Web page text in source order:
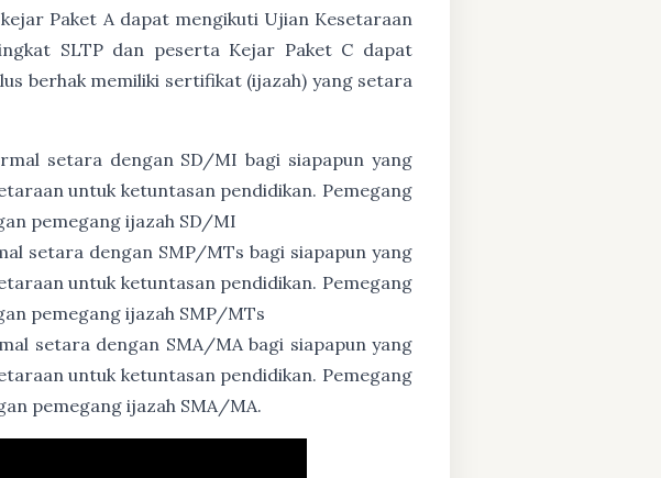
Paket A dapat mengikuti Ujian Kesetaraan
SLTP dan peserta Kejar Paket C dapat
berhak memiliki sertifikat (ijazah) yang setara
setara dengan SD/MI bagi siapapun yang
untuk ketuntasan pendidikan. Pemegang
pemegang ijazah SD/MI
setara dengan SMP/MTs bagi siapapun yang
untuk ketuntasan pendidikan. Pemegang
pemegang ijazah SMP/MTs
setara dengan SMA/MA bagi siapapun yang
untuk ketuntasan pendidikan. Pemegang
pemegang ijazah SMA/MA.